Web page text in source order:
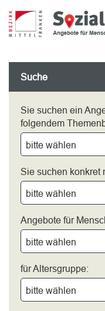
Suche
Sie suchen ein
folgendem
bitte wählen
Sie suchen konkret
bitte wählen
Angebote für
bitte wählen
für Altersgruppe:
bitte wählen